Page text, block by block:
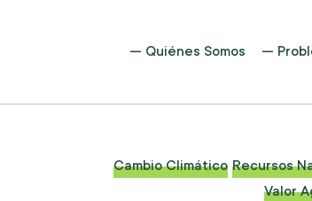
Quiénes Somos
Cambio Climático Recursos
Valor